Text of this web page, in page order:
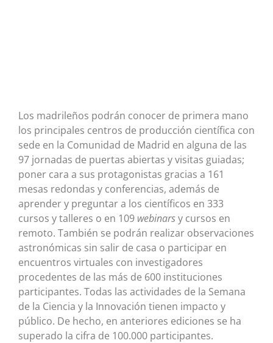
Los madrileños podrán conocer de primera mano
los principales centros de producción científica con
sede en la Comunidad de Madrid en alguna de las
97 jornadas de puertas abiertas y visitas guiadas;
poner cara a sus protagonistas gracias a 161
mesas redondas y conferencias, además de
aprender y preguntar a los científicos en 333
cursos y talleres o en 109 webinarsy cursos en
remoto. También se podrán realizar observaciones
astronómicas sin salir de casa o participar en
encuentros virtuales con investigadores
procedentes de las más de 600 instituciones
participantes. Todas las actividades de la Semana
de la Ciencia y la Innovación tienen impacto y
público. De hecho, en anteriores ediciones se ha
superado la cifra de 100.000 participantes.